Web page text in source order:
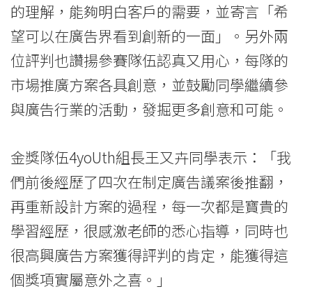
的理解，能夠明白客戶的需要，並寄言「希
望可以在廣告界看到創新的一面」。另外兩
位評判也讚揚參賽隊伍認真又用心，每隊的
市場推廣方案各具創意，並鼓勵同學繼續參
與廣告行業的活動，發掘更多創意和可能。
金獎隊伍4yoUth組長王又卉同學表示：「我
們前後經歷了四次在制定廣告議案後推翻，
再重新設計方案的過程，每一次都是寶貴的
學習經歷，很感激老師的悉心指導，同時也
很高興廣告方案獲得評判的肯定，能獲得這
個獎項實屬意外之喜。」